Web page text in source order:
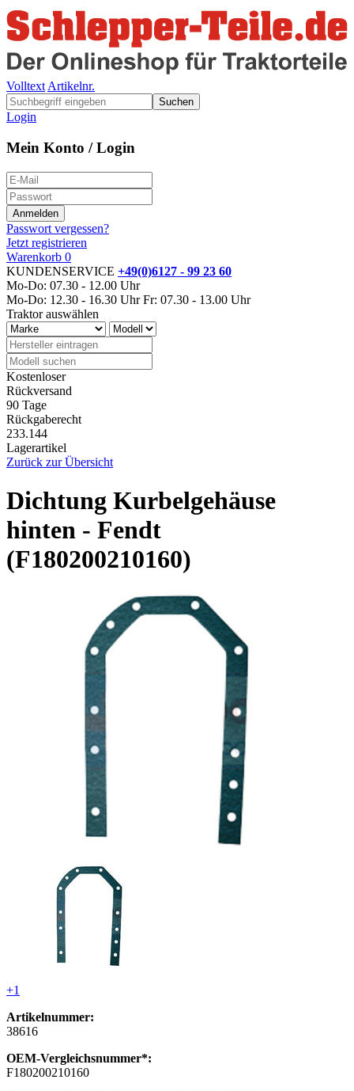
Volltext Artikelnr.
Suchen
Login
Mein Konto / Login
Passwort vergessen?
Jetzt registrieren
Warenkorb 0
KUNDENSERVICE +49(0)6127 - 99 23 60
Mo-Do: 07.30 - 12.00 Uhr
Mo-Do: 12.30 - 16.30 Uhr Fr: 07.30 - 13.00 Uhr
Traktor auswählen
Kostenloser
Rückversand
90 Tage
Rückgaberecht
233.144
Lagerartikel
Zurück zur Übersicht
Dichtung Kurbelgehäuse
hinten - Fendt
(F180200210160)
+1
Artikelnummer:
38616
OEM-Vergleichsnummer*:
F180200210160